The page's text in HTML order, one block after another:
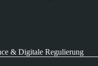
& Digitale Regulierung